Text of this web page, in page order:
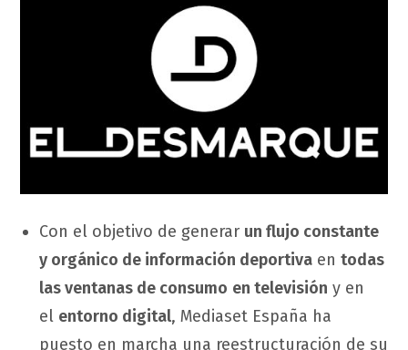
Con el objetivo de generar un flujo constante
y orgánico de información deportiva en todas
las ventanas de consumo en televisión y en
el entorno digital, Mediaset España ha
puesto en marcha una reestructuración de su